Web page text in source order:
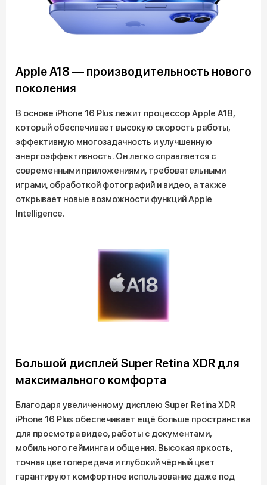
Apple A18 — производительность нового
поколения
В основе iPhone 16 Plus лежит процессор Apple A18,
который обеспечивает высокую скорость работы,
эффективную многозадачность и улучшенную
энергоэффективность. Он легко справляется с
современными приложениями, требовательными
играми, обработкой фотографий и видео, а также
открывает новые возможности функций Apple
Intelligence.
Большой дисплей Super Retina XDR для
максимального комфорта
Благодаря увеличенному дисплею Super Retina XDR
iPhone 16 Plus обеспечивает ещё больше пространства
для просмотра видео, работы с документами,
мобильного гейминга и общения. Высокая яркость,
точная цветопередача и глубокий чёрный цвет
гарантируют комфортное использование даже под